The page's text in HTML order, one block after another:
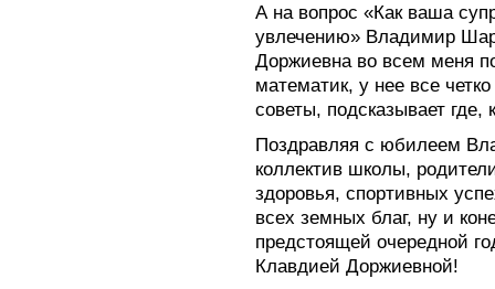
А на вопрос «Как ваша
увлечению» Владимир
Доржиевна во всем меня
математик, у нее все
советы, подсказывает где,
Поздравляя с юбилеем
коллектив школы,
здоровья, спортивных
всех земных благ, ну и
предстоящей очередной
Клавдией Доржиевной!